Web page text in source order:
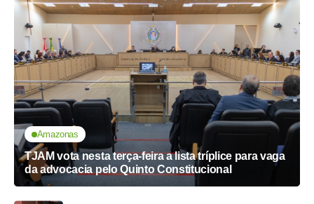
Amazonas
TJAM vota nesta terça-feira a lista tríplice para vaga
da advocacia pelo Quinto Constitucional